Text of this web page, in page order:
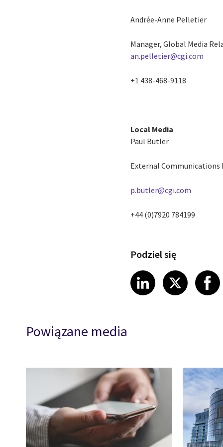
Andrée-Anne Pelletier
Manager, Global Media
an.pelletier@cgi.com
+1 438-468-9118
Local Media
Paul Butler
External Communications
p.butler@cgi.com
+44 (0)7920 784199
Podziel się
Share article
LinkedIn
Share
X
Powiązane media